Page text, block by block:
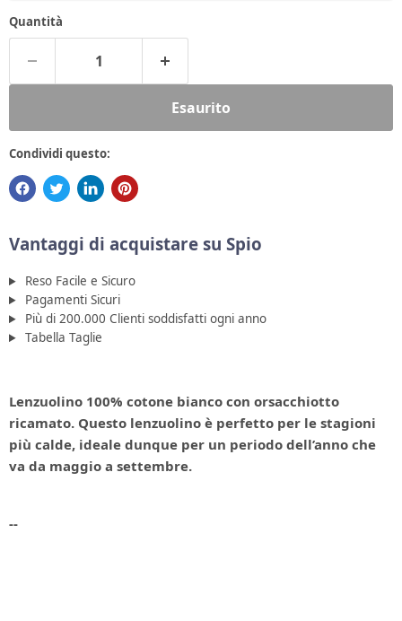
Quantità
Esaurito
Condividi questo:
Vantaggi di acquistare su Spio
Reso Facile e Sicuro
Pagamenti Sicuri
Più di 200.000 Clienti soddisfatti ogni anno
Tabella Taglie
Lenzuolino 100% cotone bianco con orsacchiotto
ricamato. Questo lenzuolino è perfetto per le stagioni
più calde, ideale dunque per un periodo dell’anno che
va da maggio a settembre.
--